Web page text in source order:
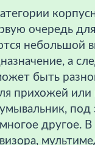
очередь
небольшой
а
быть
прихожей или
под
другое.